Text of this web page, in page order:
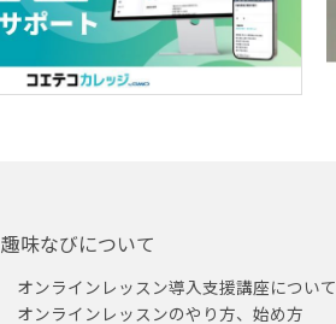
趣味なびについて
オンラインレッスン導入支援講座について
オンラインレッスンのやり方、始め方